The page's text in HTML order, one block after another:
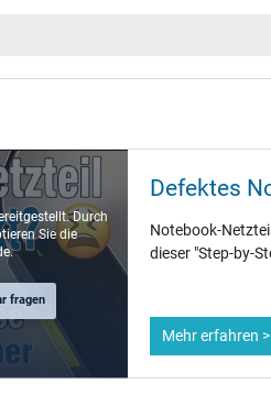
Durch
Sie die
fragen
Defektes
Notebook-
dieser "Step-by-
Mehr erfahren >